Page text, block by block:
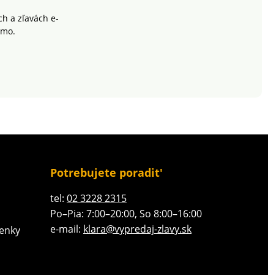
a zľavách e-
Potrebujete poradit'
tel: 02 3228 2315
Po–Pia: 7:00–20:00, So 8:00–16:00
e-mail: klara@vypredaj-zlavy.sk